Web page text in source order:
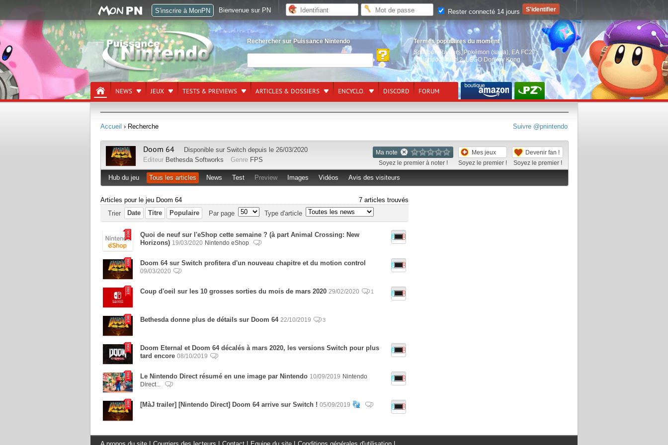
Rechercher sur Puissance Nintendo
Termes populaires du moment
Splatoon Raiders, Pokémon (saga) EA FC27,
Nintendo Switch 2,LEGO Donkey Kong
NEWS JEUX TESTS & PREVIEWS ARTICLES & DOSSIERS ENCYCLO. DISCORD FORUM
Suivre @pnintendo
Accueil › Recherche
Ma note
Soyez le premier à noter !
Mes jeux
Soyez le premier !
Devenir fan !
Soyez le premier !
Doom 64 Disponible sur Switch depuis le 26/03/2020
Editeur Bethesda Softworks Genre FPS
Hub du jeu Tous les articles News Test Preview Images Vidéos Avis des visiteurs
Articles pour le jeu Doom 64
7 articles trouvés
Trier
Date Titre Populaire Par page Type d'article
Quoi de neuf sur l'eShop cette semaine ? (à part Animal Crossing: New
Horizons) 19/03/2020 Nintendo eShop
Doom 64 sur Switch profitera d'un nouveau chapitre et du motion control
09/03/2020
Coup d'oeil sur les 10 grosses sorties du mois de mars 2020 29/02/2020 1
Bethesda donne plus de détails sur Doom 64 22/10/2019 3
Doom Eternal et Doom 64 décalés à mars 2020, les versions Switch pour plus
tard encore 08/10/2019
Le Nintendo Direct résumé en une image par Nintendo 10/09/2019 Nintendo
Direct...
[MàJ trailer] [Nintendo Direct] Doom 64 arrive sur Switch ! 05/09/2019
S'inscrire à MonPN Bienvenue sur PN Rester connecté 14 jours